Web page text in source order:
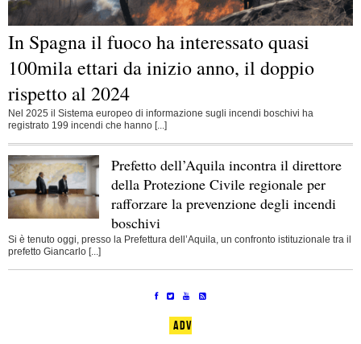
In Spagna il fuoco ha interessato quasi
100mila ettari da inizio anno, il doppio
rispetto al 2024
Nel 2025 il Sistema europeo di informazione sugli incendi boschivi ha
registrato 199 incendi che hanno [...]
Prefetto dell’Aquila incontra il direttore
della Protezione Civile regionale per
rafforzare la prevenzione degli incendi
boschivi
Si è tenuto oggi, presso la Prefettura dell’Aquila, un confronto istituzionale tra il
prefetto Giancarlo [...]
ADV